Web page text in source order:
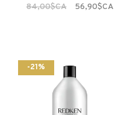
84,00$CA 56,90$CA
-21%